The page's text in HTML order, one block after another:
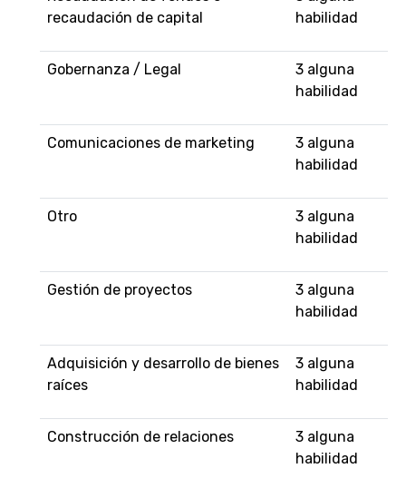
recaudación de capital
habilidad
Gobernanza / Legal
3 alguna
habilidad
Comunicaciones de marketing
3 alguna
habilidad
Otro
3 alguna
habilidad
Gestión de proyectos
3 alguna
habilidad
Adquisición y desarrollo de bienes
raíces
3 alguna
habilidad
Construcción de relaciones
3 alguna
habilidad